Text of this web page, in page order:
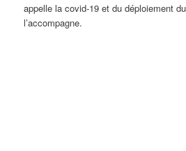
appelle la covid-19 et du déploiement
l’accompagne.